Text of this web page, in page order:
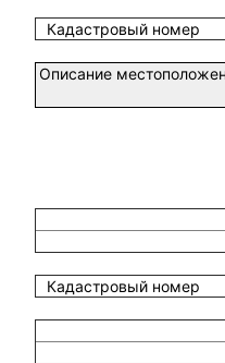
Кадастровый номер
Описание
Кадастровый номер